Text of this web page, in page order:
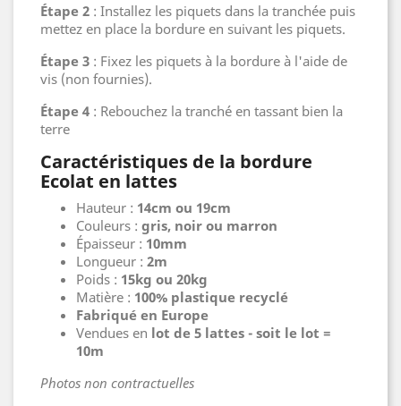
Étape 2 : Installez les piquets dans la tranchée puis
mettez en place la bordure en suivant les piquets.
Étape 3 : Fixez les piquets à la bordure à l'aide de
vis (non fournies).
Étape 4 : Rebouchez la tranché en tassant bien la
terre
Caractéristiques de la bordure
Ecolat en lattes
Hauteur : 14cm ou 19cm
Couleurs : gris, noir ou marron
Épaisseur : 10mm
Longueur : 2m
Poids : 15kg ou 20kg
Matière : 100% plastique recyclé
Fabriqué en Europe
Vendues en lot de 5 lattes - soit le lot =
10m
Photos non contractuelles